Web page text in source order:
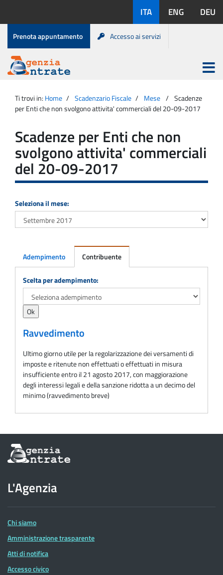
contenuto
disponibili:
ITA ENG DEU
Menu
di
servizio
Prenota appuntamento Accesso ai servizi
Agenzia
Entrate
Apri
menu
principale
Ti trovi in: Home Scadenzario Fiscale Mese
Scadenze
per Enti che non svolgono attivita' commerciali del 20-09-2017
Scadenze per Enti che non
svolgono attivita' commerciali
del 20-09-2017
Seleziona il mese:
Adempimento Contribuente
Adempimento
Scelta per adempimento:
Ravvedimento
Ultimo giorno utile per la regolarizzazione dei versamenti di
imposte e ritenute non effettuati o effettuati in misura
insufficiente entro il 21 agosto 2017, con maggiorazione
degli interessi legali e della sanzione ridotta a un decimo del
minimo (ravvedimento breve)
Informazioni
sul
dell'Agenzia
delle
Entrate
L'Agenzia
Chi siamo
Amministrazione trasparente
Atti di notifica
Accesso civico